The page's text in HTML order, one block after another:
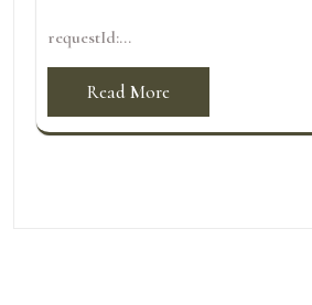
requestId:...
Read More